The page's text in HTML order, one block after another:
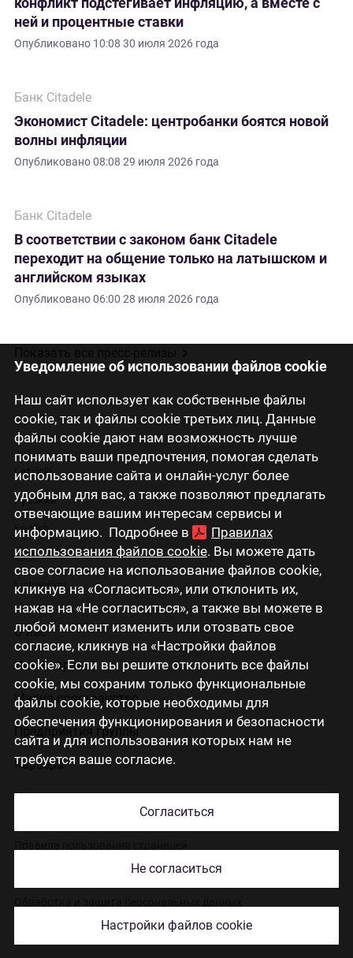
Уведомление об использовании файлов cookie
Наш сайт использует как собственные файлы
cookie, так и файлы cookie третьих лиц. Данные
файлы cookie дают нам возможность лучше
понимать ваши предпочтения, помогая сделать
использование сайта и онлайн-услуг более
удобным для вас, а также позволяют предлагать
отвечающие вашим интересам сервисы и
информацию. Подробнее в
Правилах
использования файлов cookie. Вы можете дать
свое согласие на использование файлов cookie,
кликнув на «Согласиться», или отклонить их,
нажав на «Не согласиться», а также вы можете в
любой момент изменить или отозвать свое
согласие, кликнув на «Настройки файлов
cookie». Если вы решите отклонить все файлы
cookie, мы сохраним только функциональные
файлы cookie, которые необходимы для
обеспечения функционирования и безопасности
сайта и для использования которых нам не
требуется ваше согласие.
Согласиться
Не согласиться
Настройки файлов cookie
ней и процентные ставки
Опубликовано 10:08 30 июля 2026 года
Банк Citadele
Экономист Citadele: центробанки боятся новой
волны инфляции
Опубликовано08:08 29 июля 2026 года
Банк Citadele
В соответствии с законом банк Citadele
переходит на общение только на латышском и
английском языках
Опубликовано06:00 28 июля 2026 года
Latviski
Русский
English
Eesti
Lietuviškai
О нас
Инвесторам
Медиа-пространство
Предприятия группы
Карьера
Контакты
Использование cookies
© 2026 Citadele Group